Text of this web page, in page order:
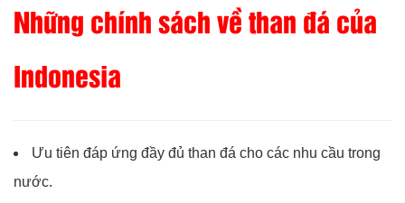
Những chính sách về than đá của
Indonesia
Ưu tiên đáp ứng đầy đủ than đá cho các nhu cầu trong
nước.